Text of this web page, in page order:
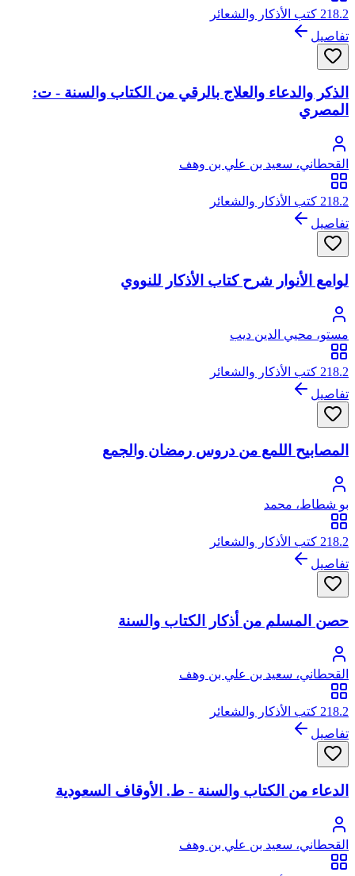
218.2 كتب الأذكار والشعائر
تفاصيل
الذكر والدعاء والعلاج بالرقي من الكتاب والسنة - ت:
المصري
القحطاني، سعيد بن علي بن وهف
218.2 كتب الأذكار والشعائر
تفاصيل
لوامع الأنوار شرح كتاب الأذكار للنووي
مستو، محيي الدين ديب
218.2 كتب الأذكار والشعائر
تفاصيل
المصابيح اللمع من دروس رمضان والجمع
بو شطاط، محمد
218.2 كتب الأذكار والشعائر
تفاصيل
حصن المسلم من أذكار الكتاب والسنة
القحطاني، سعيد بن علي بن وهف
218.2 كتب الأذكار والشعائر
تفاصيل
الدعاء من الكتاب والسنة - ط. الأوقاف السعودية
القحطاني، سعيد بن علي بن وهف